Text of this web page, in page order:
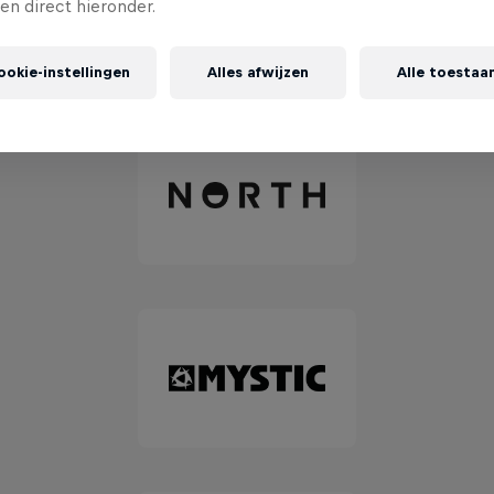
direct hieronder.
instellingen Alles afwijzen Alle